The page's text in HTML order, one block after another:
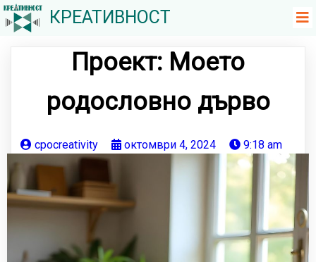
КРЕАТИВНОСТ
Проект: Моето
родословно дърво
cpocreativity октомври 4, 2024 9:18 am